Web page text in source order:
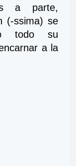
a parte,
(-ssima) se
todo su
a la